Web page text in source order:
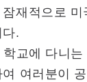
재적으로
.
교에 다니
여러분이